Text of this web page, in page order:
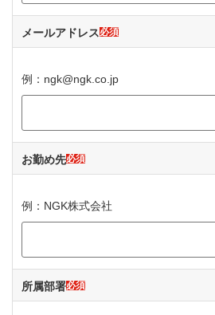
メールアドレス必須
例：ngk@ngk.co.jp
お勤め先必須
例：NGK株式会社
所属部署必須